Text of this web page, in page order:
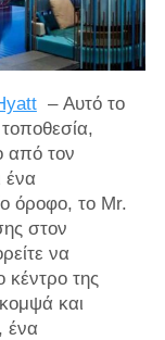
– Αυτό το
από τον
ένα
όροφο, το Mr.
στον
να
κέντρο της
και
ένα